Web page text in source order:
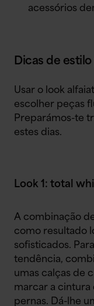
acessórios
Dicas de
Usar o look
escolher peças
Preparámos-te
estes dias.
Look 1: total
A combinação
como resultado
sofisticados.
tendência,
umas calças de
marcar a cintura
pernas. Dá-lhe